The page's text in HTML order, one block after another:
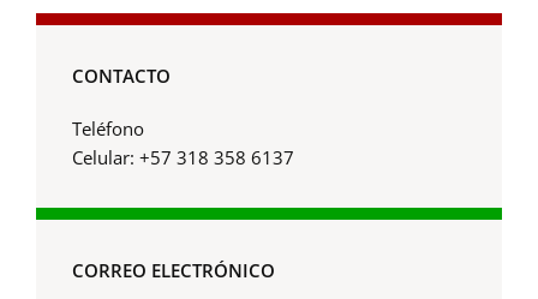
CONTACTO
Teléfono
Celular: +57 318 358 6137
CORREO ELECTRÓNICO